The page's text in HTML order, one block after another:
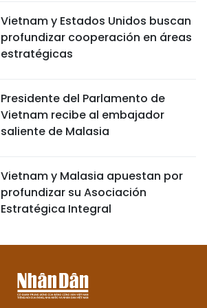
Vietnam y Estados Unidos buscan
profundizar cooperación en áreas
estratégicas
Presidente del Parlamento de
Vietnam recibe al embajador
saliente de Malasia
Vietnam y Malasia apuestan por
profundizar su Asociación
Estratégica Integral